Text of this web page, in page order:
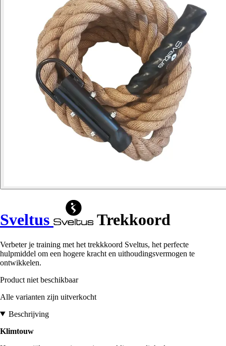
Sveltus Trekkoord
Verbeter je training met het trekkkoord Sveltus, het perfecte
hulpmiddel om een hogere kracht en uithoudingsvermogen te
ontwikkelen.
Product niet beschikbaar
Alle varianten zijn uitverkocht
Beschrijving
Klimtouw